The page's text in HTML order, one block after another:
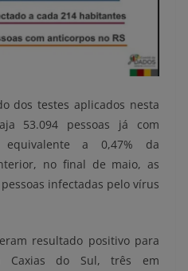
dos testes aplicados nesta
53.094 pessoas já com
a 0,47% da
no final de maio, as
infectadas pelo vírus
resultado positivo para
Caxias do Sul, três em